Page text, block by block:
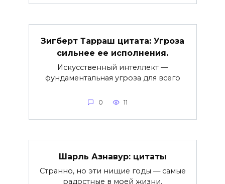
Зигберт Тарраш цитата: Угроза
сильнее ее исполнения.
Искусственный интеллект —
фундаментальная угроза для всего
0 11
Шарль Азнавур: цитаты
Странно, но эти нищие годы — самые
радостные в моей жизни.